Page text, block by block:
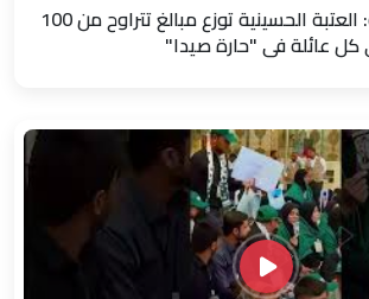
شملت 250 عائلة: العتبة الحسينية توزع مبالغ تتراوح من 100